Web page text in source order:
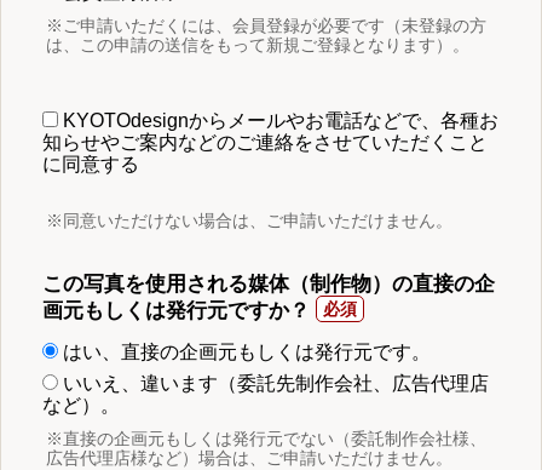
※ご申請いただくには、会員登録が必要です（未登録の方
は、この申請の送信をもって新規ご登録となります）。
KYOTOdesignからメールやお電話などで、各種お
知らせやご案内などのご連絡をさせていただくこと
に同意する
※同意いただけない場合は、ご申請いただけません。
この写真を使用される媒体（制作物）の直接の企
画元もしくは発行元ですか？
はい、直接の企画元もしくは発行元です。
いいえ、違います（委託先制作会社、広告代理店
など）。
※直接の企画元もしくは発行元でない（委託制作会社様、
広告代理店様など）場合は、ご申請いただけません。